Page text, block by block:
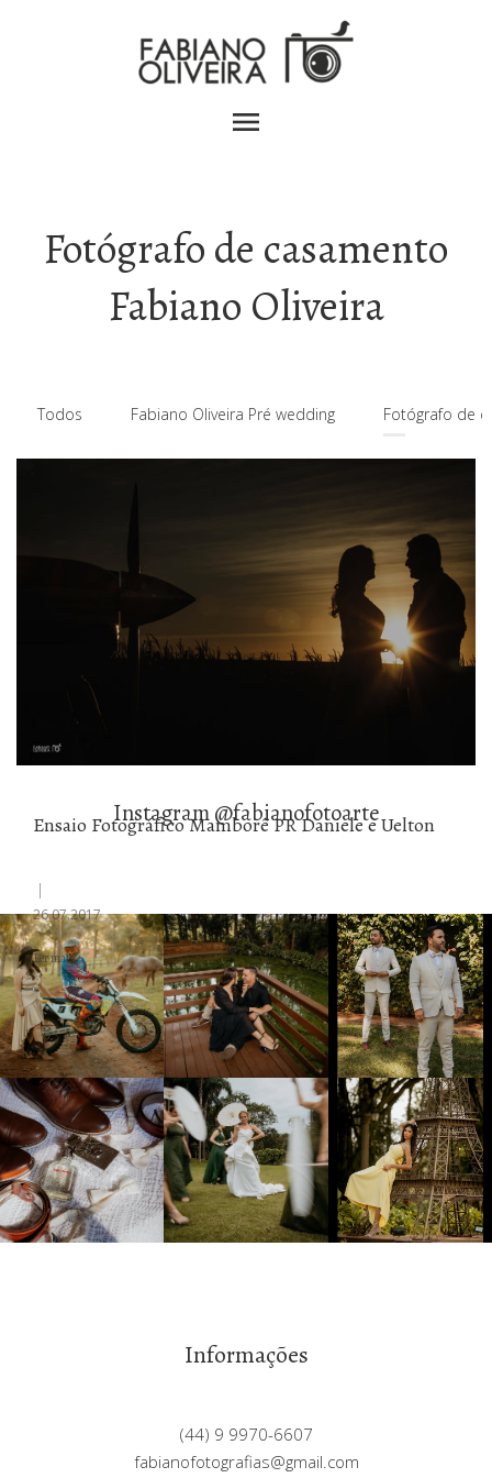
menu
Fotógrafo de casamento
Fabiano Oliveira
Todos Fabiano Oliveira Pré wedding Fotógrafo de
Ensaio Fotográfico Mamborê PR Daniele e Uelton
26.07.2017
Ler mais
Instagram @fabianofotoarte
Informações
(44) 9 9970-6607
fabianofotografias@gmail.com